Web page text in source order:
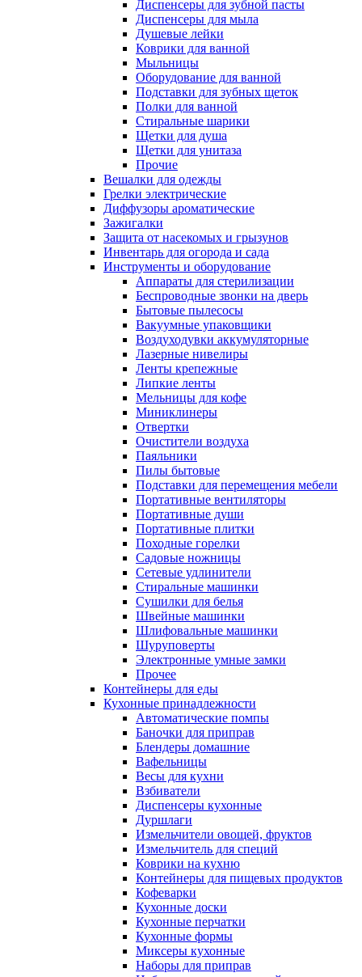
Диспенсеры для зубной пасты
Диспенсеры для мыла
Душевые лейки
Коврики для ванной
Мыльницы
Оборудование для ванной
Подставки для зубных щеток
Полки для ванной
Стиральные шарики
Щетки для душа
Щетки для унитаза
Прочие
Вешалки для одежды
Грелки электрические
Диффузоры ароматические
Зажигалки
Защита от насекомых и грызунов
Инвентарь для огорода и сада
Инструменты и оборудование
Аппараты для стерилизации
Беспроводные звонки на дверь
Бытовые пылесосы
Вакуумные упаковщики
Воздуходувки аккумуляторные
Лазерные нивелиры
Ленты крепежные
Липкие ленты
Мельницы для кофе
Миниклинеры
Отвертки
Очистители воздуха
Паяльники
Пилы бытовые
Подставки для перемещения мебели
Портативные вентиляторы
Портативные души
Портативные плитки
Походные горелки
Садовые ножницы
Сетевые удлинители
Стиральные машинки
Сушилки для белья
Швейные машинки
Шлифовальные машинки
Шуруповерты
Электронные умные замки
Прочее
Контейнеры для еды
Кухонные принадлежности
Автоматические помпы
Баночки для приправ
Блендеры домашние
Вафельницы
Весы для кухни
Взбиватели
Диспенсеры кухонные
Дуршлаги
Измельчители овощей, фруктов
Измельчитель для специй
Коврики на кухню
Контейнеры для пищевых продуктов
Кофеварки
Кухонные доски
Кухонные перчатки
Кухонные формы
Миксеры кухонные
Наборы для приправ